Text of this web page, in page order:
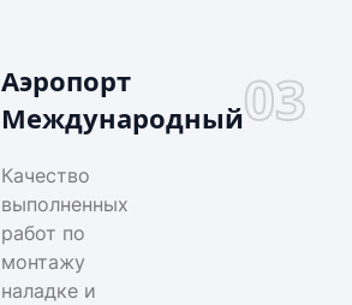
Аэропорт
Международный03
Качество
выполненных
работ по
монтажу
наладке и